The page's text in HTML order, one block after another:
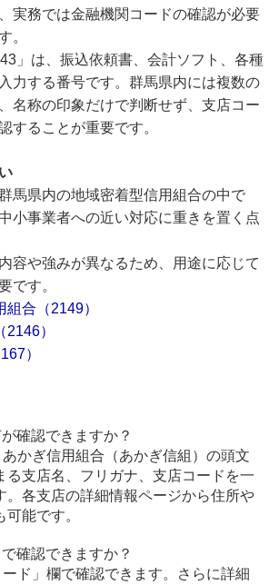
実務では金融機関コードの確認が必要
。
」は、振込依頼書、会計ソフト、各種
力する番号です。群馬県内には複数の
名称の印象だけで判断せず、支店コー
することが重要です。
馬県内の地域密着型信用組合の中で
小事業者への近い対応に重きを置く点
容や強みが異なるため、用途に応じて
です。
合（2149）
）
）
確認できますか？
かぎ信用組合（あかぎ信組）の頭文
る支店名、フリガナ、支店コードを一
。各支店の詳細情報ページから住所や
能です。
確認できますか？
ド」欄で確認できます。さらに詳細